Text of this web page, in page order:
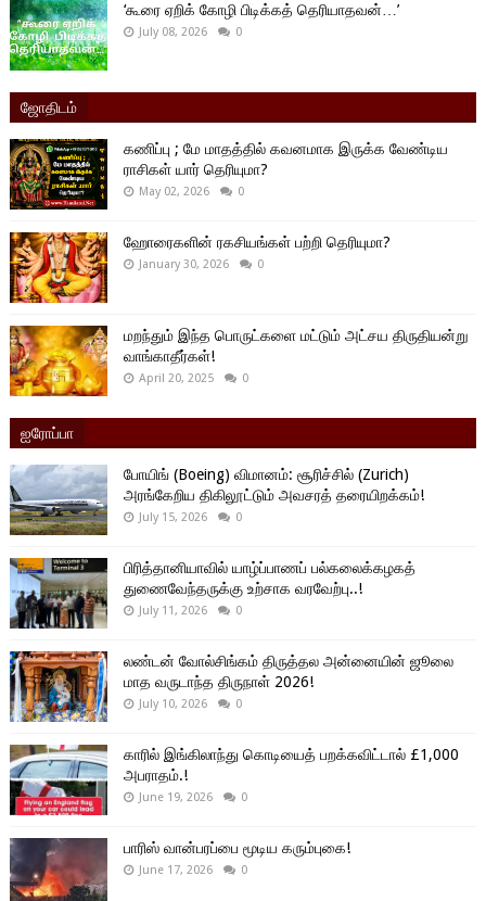
‘கூரை ஏறிக் கோழி பிடிக்கத் தெரியாதவன்…’
July 08, 2026 0
ஜோதிடம்
கணிப்பு ; மே மாதத்தில் கவனமாக இருக்க வேண்டிய
ராசிகள் யார் தெரியுமா?
May 02, 2026 0
ஹோரைகளின் ரகசியங்கள் பற்றி தெரியுமா?
January 30, 2026 0
மறந்தும் இந்த பொருட்களை மட்டும் அட்சய திருதியன்று
வாங்காதீர்கள்!
April 20, 2025 0
ஐரோப்பா
போயிங் (Boeing) விமானம்: சூரிச்சில் (Zurich)
அரங்கேறிய திகிலூட்டும் அவசரத் தரையிறக்கம்!
July 15, 2026 0
பிரித்தானியாவில் யாழ்ப்பாணப் பல்கலைக்கழகத்
துணைவேந்தருக்கு உற்சாக வரவேற்பு..!
July 11, 2026 0
லண்டன் வோல்சிங்கம் திருத்தல அன்னையின் ஜூலை
மாத வருடாந்த திருநாள் 2026!
July 10, 2026 0
காரில் இங்கிலாந்து கொடியைத் பறக்கவிட்டால் £1,000
அபராதம்.!
June 19, 2026 0
பாரிஸ் வான்பரப்பை மூடிய கரும்புகை!
June 17, 2026 0